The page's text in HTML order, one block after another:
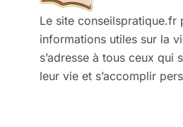
Le site conseilspratique.fr
informations utiles sur la
s’adresse à tous ceux qui
leur vie et s’accomplir